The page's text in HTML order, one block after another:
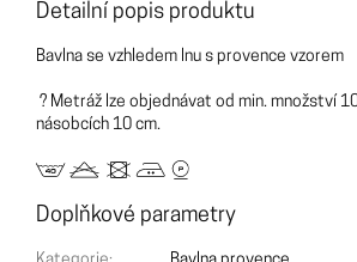
Detailní popis produktu
Bavlna se vzhledem lnu s provence vzorem
? Metráž lze objednávat od min. množství
násobcích 10 cm.
Doplňkové parametry